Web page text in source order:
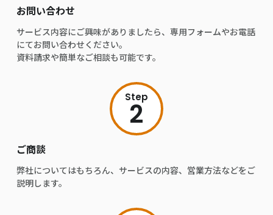
お問い合わせ
サービス内容にご興味がありましたら、専用フォームやお電話
にてお問い合わせください。
資料請求や簡単なご相談も可能です。
Step
2
ご商談
弊社についてはもちろん、サービスの内容、営業方法などをご
説明します。